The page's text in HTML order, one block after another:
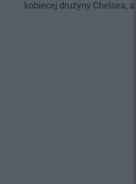
kobiecej drużyny Chelsea,